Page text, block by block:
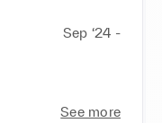
Sep ‘24 -
See more